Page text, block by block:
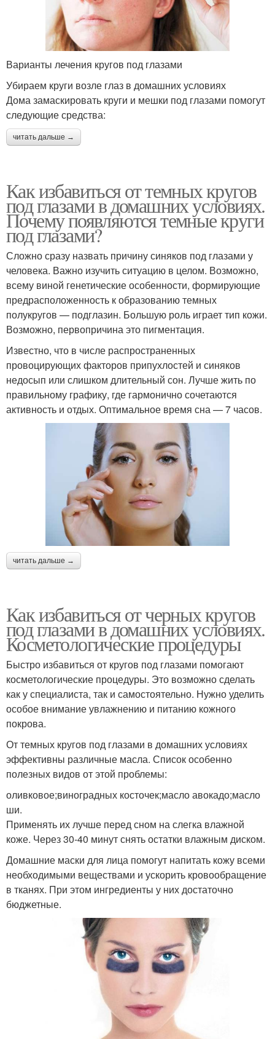
Варианты лечения кругов под глазами
Убираем круги возле глаз в домашних условиях
Дома замаскировать круги и мешки под глазами помогут
следующие средства:
читать дальше →
Как избавиться от темных кругов
под глазами в домашних условиях.
Почему появляются темные круги
под глазами?
Сложно сразу назвать причину синяков под глазами у
человека. Важно изучить ситуацию в целом. Возможно,
всему виной генетические особенности, формирующие
предрасположенность к образованию темных
полукругов — подглазин. Большую роль играет тип кожи.
Возможно, первопричина это пигментация.
Известно, что в числе распространенных
провоцирующих факторов припухлостей и синяков
недосып или слишком длительный сон. Лучше жить по
правильному графику, где гармонично сочетаются
активность и отдых. Оптимальное время сна — 7 часов.
читать дальше →
Как избавиться от черных кругов
под глазами в домашних условиях.
Косметологические процедуры
Быстро избавиться от кругов под глазами помогают
косметологические процедуры. Это возможно сделать
как у специалиста, так и самостоятельно. Нужно уделить
особое внимание увлажнению и питанию кожного
покрова.
От темных кругов под глазами в домашних условиях
эффективны различные масла. Список особенно
полезных видов от этой проблемы:
оливковое;виноградных косточек;масло авокадо;масло
ши.
Применять их лучше перед сном на слегка влажной
коже. Через 30-40 минут снять остатки влажным диском.
Домашние маски для лица помогут напитать кожу всеми
необходимыми веществами и ускорить кровообращение
в тканях. При этом ингредиенты у них достаточно
бюджетные.